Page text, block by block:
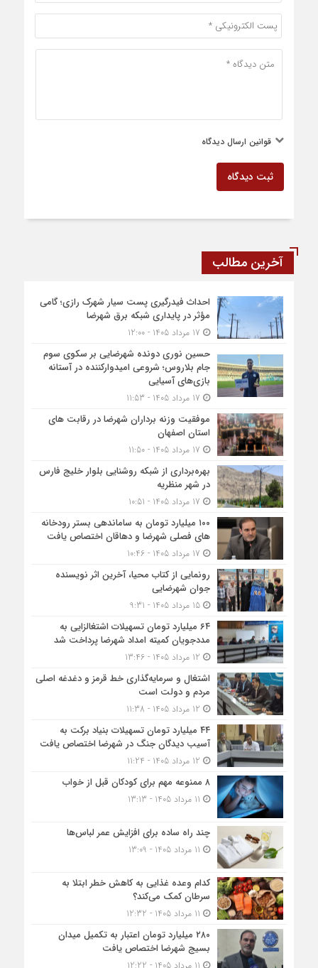
قوانین ارسال دیدگاه
ثبت دیدگاه
آخرین مطالب
احداث فیدرگیری پست سیار شهرک رازی؛ گامی
مؤثر در پایداری شبکه برق شهرضا
حسین نوری دونده شهرضایی بر سکوی سوم
جام بلاروس؛ شروعی امیدوارکننده در آستانه
بازی‌های آسیایی
موفقیت وزنه برداران شهرضا در رقابت های
استان اصفهان
بهره‌برداری از شبکه روشنایی بلوار خلیج فارس
در شهر منظریه
۱۰۰ میلیارد تومان به ساماندهی بستر رودخانه
های فصلی شهرضا و دهاقان اختصاص یافت
رونمایی از کتاب محیا، آخرین اثر نویسنده
جوان شهرضایی
15 مرداد 1405 - 9:31
۶۴ میلیارد تومان تسهیلات اشتغالزایی به
مددجویان کمیته امداد شهرضا پرداخت شد
اشتغال و سرمایه‌گذاری خط قرمز و دغدغه اصلی
مردم و دولت است
۴۴ میلیارد تومان تسهیلات بنیاد برکت به
آسیب دیدگان جنگ در شهرضا اختصاص یافت
۸ ممنوعه مهم برای کودکان قبل از خواب
چند راه ساده برای افزایش عمر لباس‌ها
کدام وعده غذایی به کاهش خطر ابتلا به
سرطان کمک می‌کند؟
۲۸۰ میلیارد تومان اعتبار به تکمیل میدان
بسیج شهرضا اختصاص یافت